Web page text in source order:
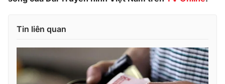
VTV9 VTV8
Liên hệ tòa soạn English
Tin liên quan